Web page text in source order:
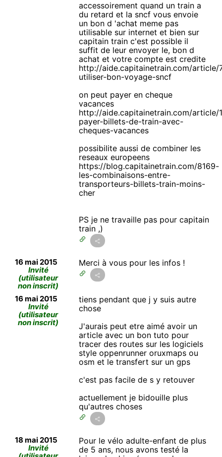
accessoirement quand un train a
du retard et la sncf vous envoie
un bon d 'achat meme pas
utilisable sur internet et bien sur
capitain train c'est possible il
suffit de leur envoyer le, bon d
achat et votre compte est credite
http://aide.capitainetrain.com/article/
utiliser-bon-voyage-sncf
on peut payer en cheque
vacances
http://aide.capitainetrain.com/article/
payer-billets-de-train-avec-
cheques-vacances
possibilite aussi de combiner les
reseaux europeens
https://blog.capitainetrain.com/8169-
les-combinaisons-entre-
transporteurs-billets-train-moins-
cher
PS je ne travaille pas pour capitain
train ,)
16 mai 2015
Invité
(utilisateur
non inscrit)
Merci à vous pour les infos !
16 mai 2015
Invité
(utilisateur
non inscrit)
tiens pendant que j y suis autre
chose
J'aurais peut etre aimé avoir un
article avec un bon tuto pour
tracer des routes sur les logiciels
style oppenrunner oruxmaps ou
osm et le transfert sur un gps
c'est pas facile de s y retouver
actuellement je bidouille plus
qu'autres choses
18 mai 2015
Invité
Pour le vélo adulte-enfant de plus
de 5 ans, nous avons testé la